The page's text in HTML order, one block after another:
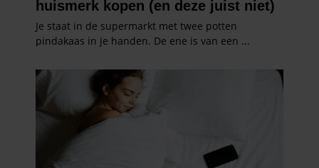
verzameld op basis van uw gebruik van hun services. U
gebruiken.